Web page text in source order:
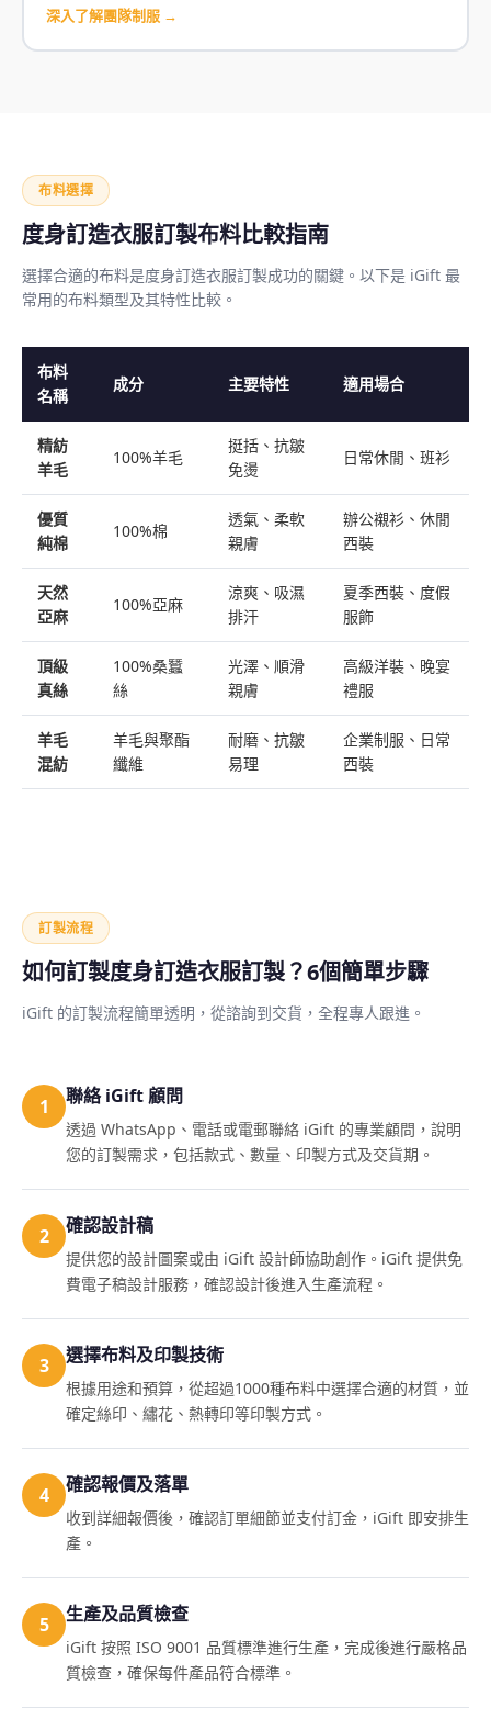
深入了解團隊制服 →
布料選擇
度身訂造衣服訂製布料比較指南
選擇合適的布料是度身訂造衣服訂製成功的關鍵。以下是 iGift 最
常用的布料類型及其特性比較。
布料
名稱
成分 主要特性 適用場合
精紡
羊毛
100%羊毛
挺括、抗皺
免燙
日常休閒、班衫
優質
純棉
100%棉
透氣、柔軟
親膚
辦公襯衫、休閒
西裝
天然
亞麻
100%亞麻
涼爽、吸濕
排汗
夏季西裝、度假
服飾
頂級
真絲
100%桑蠶
絲
光澤、順滑
親膚
高級洋裝、晚宴
禮服
羊毛
混紡
羊毛與聚酯
纖維
耐磨、抗皺
易理
企業制服、日常
西裝
訂製流程
如何訂製度身訂造衣服訂製？6個簡單步驟
iGift 的訂製流程簡單透明，從諮詢到交貨，全程專人跟進。
1 聯絡 iGift 顧問
透過 WhatsApp、電話或電郵聯絡 iGift 的專業顧問，說明
您的訂製需求，包括款式、數量、印製方式及交貨期。
2 確認設計稿
提供您的設計圖案或由 iGift 設計師協助創作。iGift 提供免
費電子稿設計服務，確認設計後進入生產流程。
3 選擇布料及印製技術
根據用途和預算，從超過1000種布料中選擇合適的材質，並
確定絲印、繡花、熱轉印等印製方式。
4 確認報價及落單
收到詳細報價後，確認訂單細節並支付訂金，iGift 即安排生
產。
5 生產及品質檢查
iGift 按照 ISO 9001 品質標準進行生產，完成後進行嚴格品
質檢查，確保每件產品符合標準。